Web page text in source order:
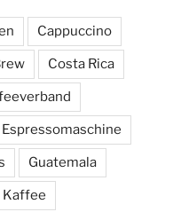
Cappuccino
Costa Rica
Espressomaschine
Guatemala
Kaffee